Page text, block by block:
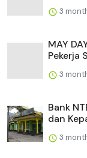
3
MAY
Pekerja
3
Bank
dan
3